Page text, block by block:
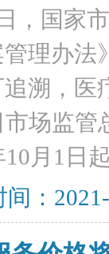
，国家
理办法
溯，医
市场监
10月1日
间：